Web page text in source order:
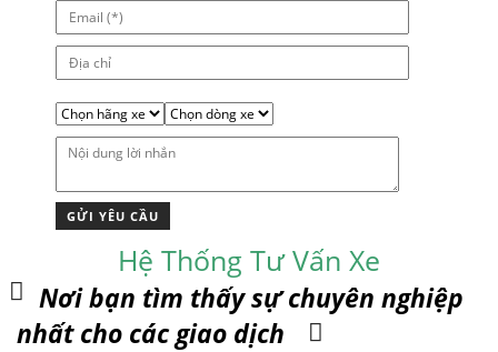
Hệ Thống Tư Vấn Xe
Nơi bạn tìm thấy sự chuyên nghiệp
nhất cho các giao dịch